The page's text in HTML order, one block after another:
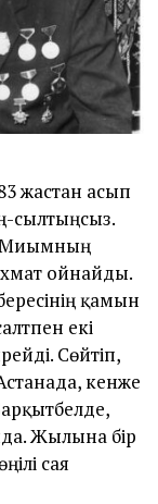
жастан асып
сылтыңсыз.
«Миымның
ойнайды.
қамын
екі
Сөйтіп,
кенже
Жылына бір
сая